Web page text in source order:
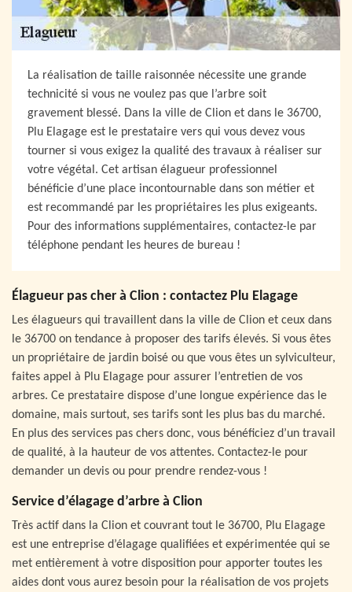
La réalisation de taille raisonnée nécessite une grande
technicité si vous ne voulez pas que l’arbre soit
gravement blessé. Dans la ville de Clion et dans le 36700,
Plu Elagage est le prestataire vers qui vous devez vous
tourner si vous exigez la qualité des travaux à réaliser sur
votre végétal. Cet artisan élagueur professionnel
bénéficie d’une place incontournable dans son métier et
est recommandé par les propriétaires les plus exigeants.
Pour des informations supplémentaires, contactez-le par
téléphone pendant les heures de bureau !
Élagueur pas cher à Clion : contactez Plu Elagage
Les élagueurs qui travaillent dans la ville de Clion et ceux dans
le 36700 on tendance à proposer des tarifs élevés. Si vous êtes
un propriétaire de jardin boisé ou que vous êtes un sylviculteur,
faites appel à Plu Elagage pour assurer l’entretien de vos
arbres. Ce prestataire dispose d’une longue expérience das le
domaine, mais surtout, ses tarifs sont les plus bas du marché.
En plus des services pas chers donc, vous bénéficiez d’un travail
de qualité, à la hauteur de vos attentes. Contactez-le pour
demander un devis ou pour prendre rendez-vous !
Service d’élagage d’arbre à Clion
Très actif dans la Clion et couvrant tout le 36700, Plu Elagage
est une entreprise d’élagage qualifiées et expérimentée qui se
met entièrement à votre disposition pour apporter toutes les
aides dont vous aurez besoin pour la réalisation de vos projets